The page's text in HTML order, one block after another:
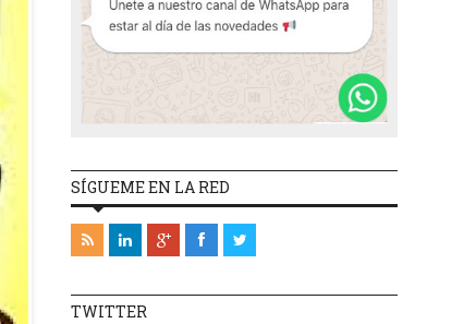
SÍGUEME EN LA RED
TWITTER